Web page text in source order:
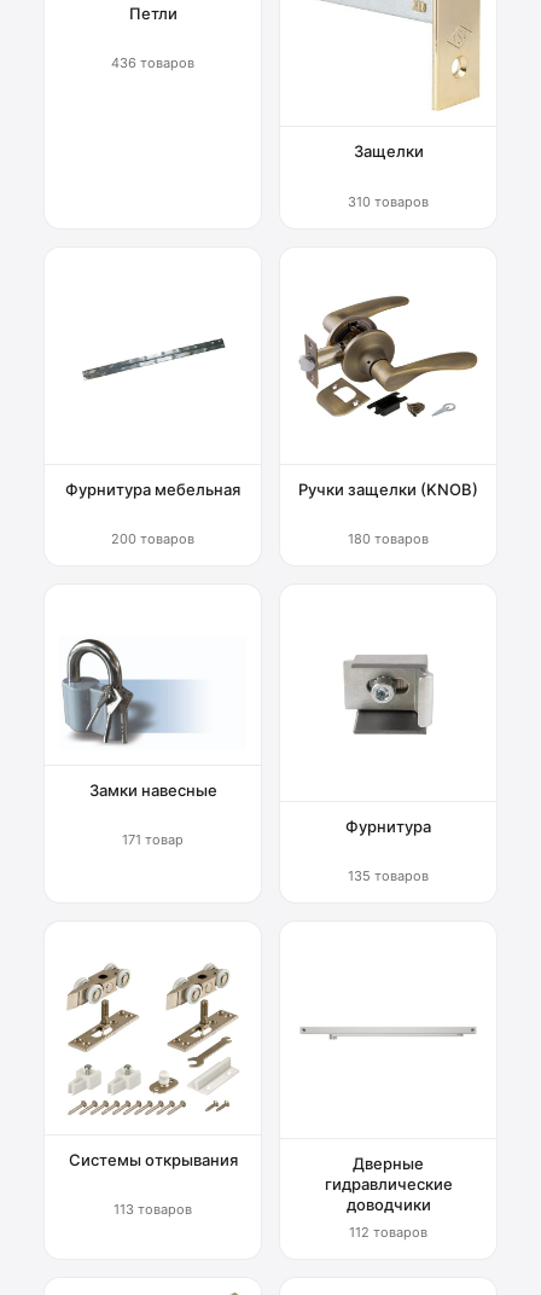
Петли
436 товаров
Защелки
310 товаров
Фурнитура мебельная
200 товаров
Ручки защелки (KNOB)
180 товаров
Замки навесные
171 товар
Фурнитура
135 товаров
Системы открывания
113 товаров
Дверные
гидравлические
доводчики
112 товаров